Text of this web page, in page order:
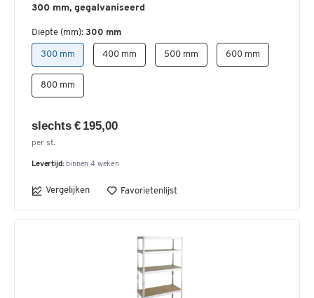
300 mm, gegalvaniseerd
Diepte (mm): 300 mm
300 mm 400 mm 500 mm 600 mm
800 mm
slechts € 195,00
per st.
Levertijd: binnen 4 weken
Vergelijken Favorietenlijst